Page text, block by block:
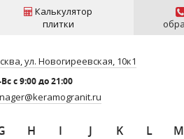
Калькулятор
плитки
ул. Новогиреевская, 10к1
c 9:00 до 21:00
H I J K L M